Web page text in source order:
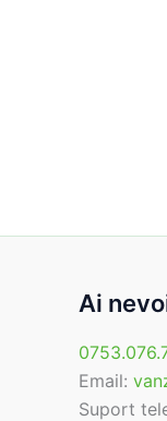
Ai
Email:
Suport